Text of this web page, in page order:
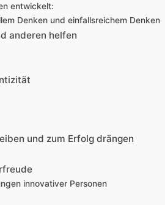
entwickelt:
Denken und einfallsreichem Denken
anderen helfen
und zum Erfolg drängen
innovativer Personen